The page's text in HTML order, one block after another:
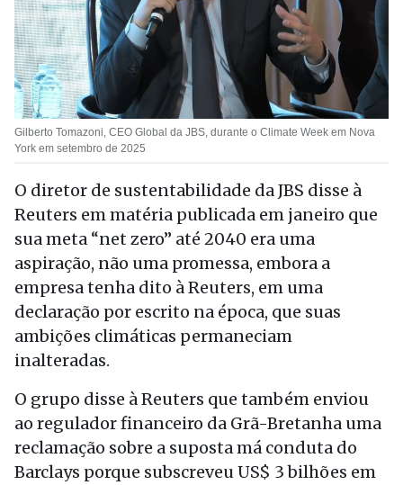
Gilberto Tomazoni, CEO Global da JBS, durante o Climate Week em Nova
York em setembro de 2025
O diretor de sustentabilidade da JBS disse à
Reuters em matéria publicada em janeiro que
sua meta “net zero” até 2040 era uma
aspiração, não uma promessa, embora a
empresa tenha dito à Reuters, em uma
declaração por escrito na época, que suas
ambições climáticas permaneciam
inalteradas.
O grupo disse à Reuters que também enviou
ao regulador financeiro da Grã-Bretanha uma
reclamação sobre a suposta má conduta do
Barclays porque subscreveu US$ 3 bilhões em